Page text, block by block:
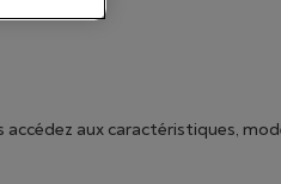
accédez aux caractéristiques,